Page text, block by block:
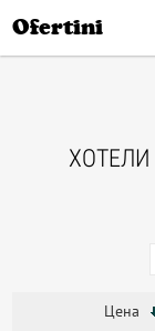
Ofertini
ХОТЕЛИ
Цена